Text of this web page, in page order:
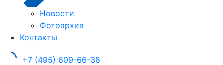
Новости
Фотоархив
Контакты
+7 (495) 609-66-38